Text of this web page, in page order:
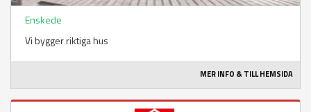
Enskede
Vi bygger riktiga hus
MER INFO & TILL HEMSIDA